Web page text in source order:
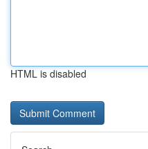
HTML is disabled